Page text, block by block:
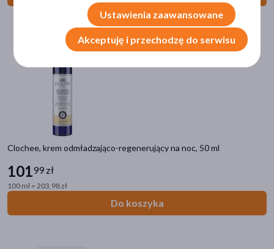
Clochee, krem odmładzająco-regenerujący na noc, 50 ml
10199 zł
100 ml = 203,98 zł
Do koszyka
pokaż więcej
Działanie/właściwości
nawilżające(751)
regenerujące
łagodzące
odżywcze
oczyszczające
pokaż więcej
Ustawienia zaawansowane
Akceptuję i przechodzę do serwisu